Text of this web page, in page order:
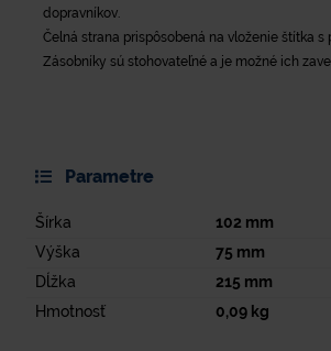
dopravníkov.
Čelná strana prispôsobená na vloženie štítka s
Zásobníky sú stohovateľné a je možné ich
Parametre
Šírka 102 mm
Výška
75 mm
Dĺžka
215 mm
Hmotnosť
0,09kg